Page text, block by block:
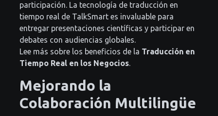
participación. La tecnología de traducción en
tiempo real de TalkSmart es invaluable para
entregar presentaciones científicas y participar en
debates con audiencias globales.
Lee más sobre los beneficios de la Traducción en
Tiempo Real en los Negocios
Mejorando la
Colaboración Multilingüe